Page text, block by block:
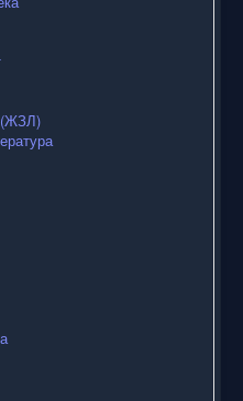
(ЖЗЛ)